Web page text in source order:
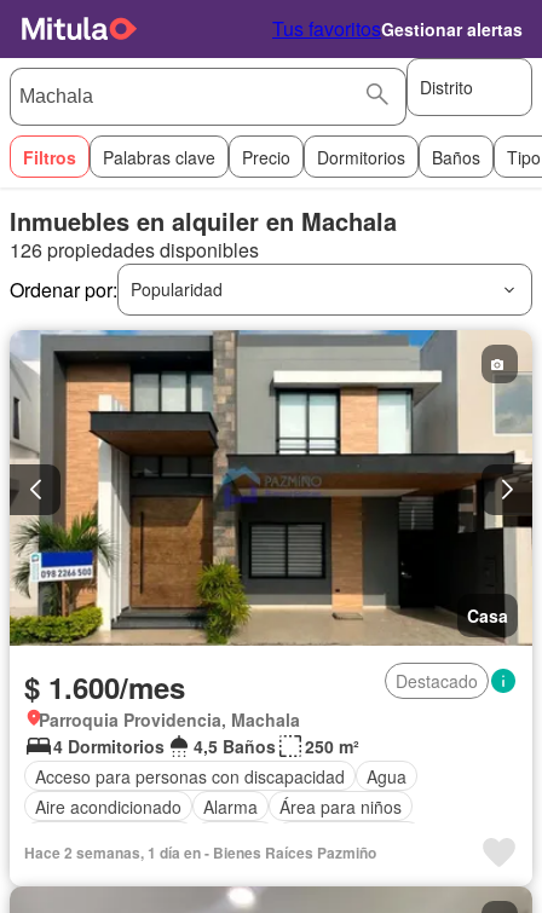
Tus favoritosGestionar alertas
Distrito
Filtros Palabras clave Precio Dormitorios Baños
Inmuebles en alquiler en Machala
126 propiedades disponibles
Ordenar por:
Popularidad
Casa
$ 1.600/mes
Destacado
Parroquia Providencia, Machala
4 Dormitorios
4,5 Baños
250 m²
Acceso para personas con discapacidad
Agua
Aire acondicionado
Alarma
Área para niños
Cocina integral
Cocina equipada
Cuarto de servicio
Estacionamiento
Hace 2 semanas, 1 día en - Bienes Raíces Pazmiño